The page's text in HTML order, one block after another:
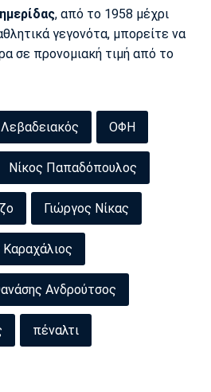
, από το 1958 μέχρι
γεγονότα, μπορείτε να
σε προνομιακή τιμή από το
Λεβαδειακός ΟΦΗ
Νίκος Παπαδόπουλος
Γιώργος Νίκας
Καραχάλιος
Ανδρούτσος
πέναλτι